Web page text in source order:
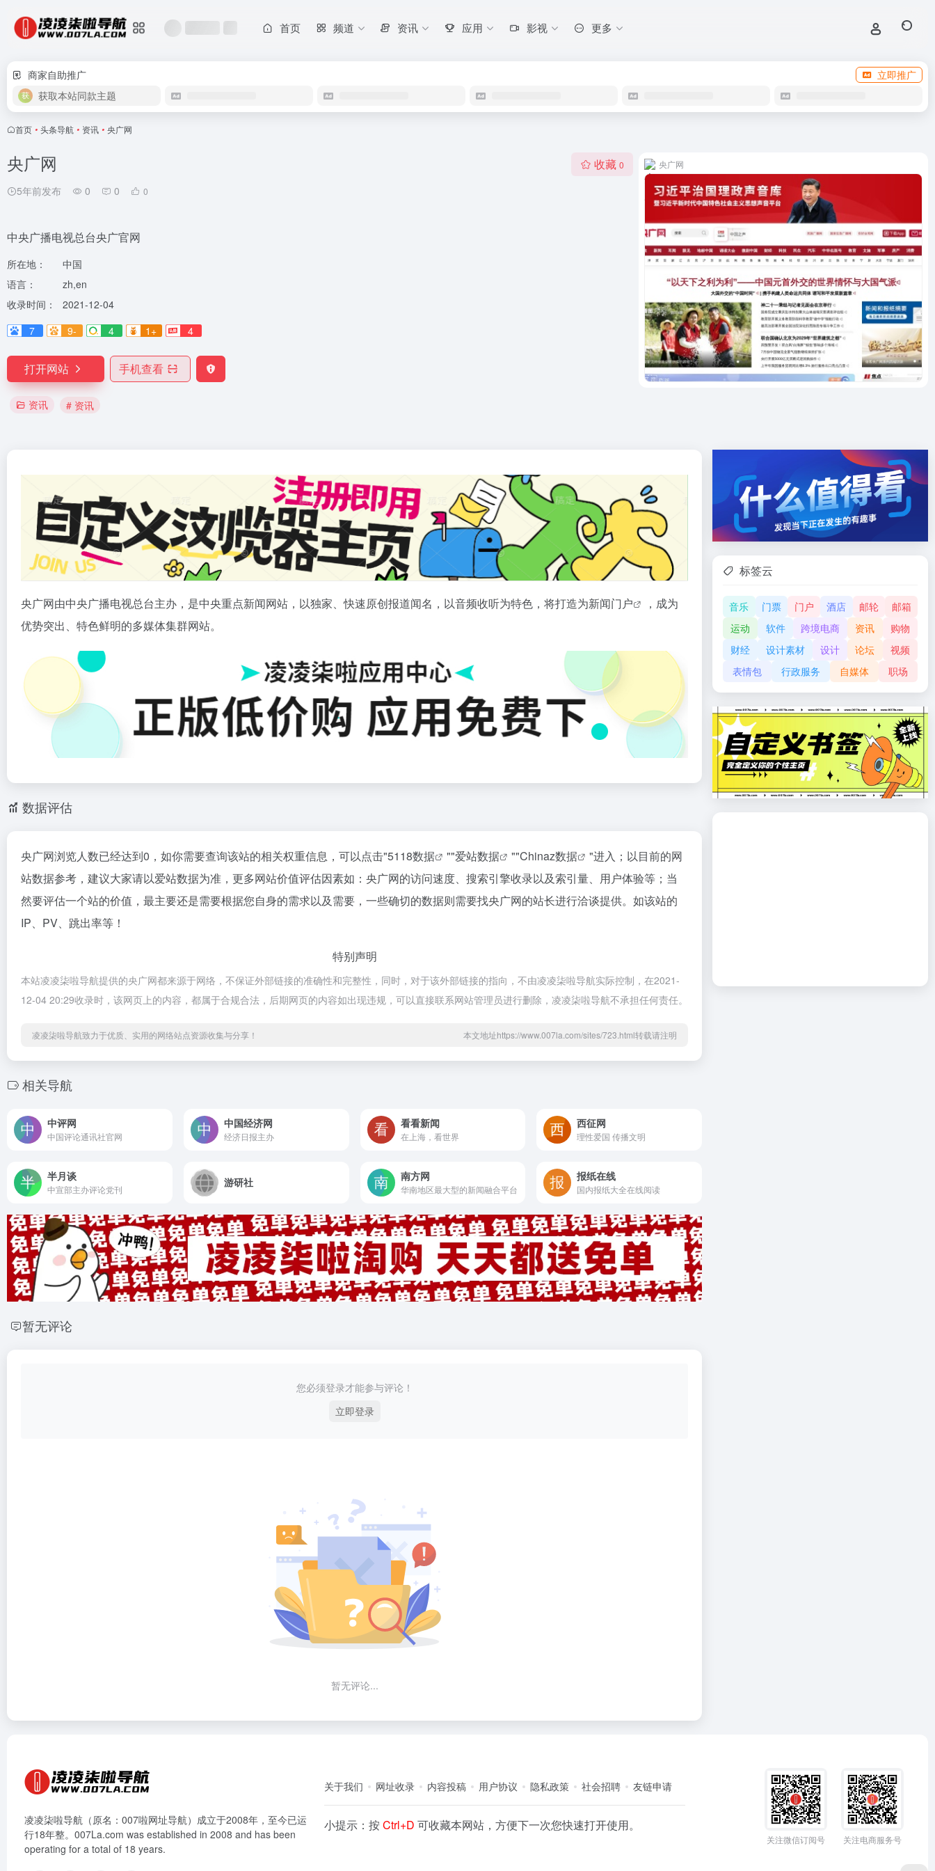
首页 频道 资讯 应用 影视 更多
商家自助推广
立即推广
获取本站同款主题
首页 • 头条导航 • 资讯 • 央广网
央广网
5年前发布 0 0 0
收藏 0
中央广播电视总台央广官网
所在地：
中国
语言：
zh,en
收录时间：
2021-12-04
7
9- 4 1+ 4
打开网站 手机查看
资讯 # 资讯
央广网
央广网由中央广播电视总台主办，是中央重点新闻网站，以独家、快速原创报道闻名，以音频收听为特色，将打造为新闻门户
，成为
优势突出、特色鲜明的多媒体集群网站。
数据评估
央广网浏览人数已经达到0，如你需要查询该站的相关权重信息，可以点击"5118数据 ""爱站数据 ""Chinaz数据
"进入；以目前的网
站数据参考，建议大家请以爱站数据为准，更多网站价值评估因素如：央广网的访问速度、搜索引擎收录以及索引量、用户体验等；当
然要评估一个站的价值，最主要还是需要根据您自身的需求以及需要，一些确切的数据则需要找央广网的站长进行洽谈提供。如该站的
IP、PV、跳出率等！
特别声明
本站凌凌柒啦导航提供的央广网都来源于网络，不保证外部链接的准确性和完整性，同时，对于该外部链接的指向，不由凌凌柒啦导航实际控制，在2021-
12-04 20:29收录时，该网页上的内容，都属于合规合法，后期网页的内容如出现违规，可以直接联系网站管理员进行删除，凌凌柒啦导航不承担任何责任。
凌凌柒啦导航致力于优质、实用的网络站点资源收集与分享！ 本文地址https://www.007la.com/sites/723.html转载请注明
相关导航
中评网
中国评论通讯社官网
中国经济网
经济日报主办
看看新闻
在上海，看世界
西征网
理性爱国 传播文明
半月谈
中宣部主办评论党刊
游研社 南方网
华南地区最大型的新闻融合平台
报纸在线
国内报纸大全在线阅读
暂无评论
您必须登录才能参与评论！
立即登录
暂无评论...
标签云
音乐 门票 门户 酒店 邮轮
邮箱
运动
软件 跨境电商 资讯
购物
财经
设计素材 设计 论坛
视频
表情包
行政服务 自媒体 职场
凌凌柒啦导航（原名：007啦网址导航）成立于2008年，至今已运
行18年整。007La.com was established in 2008 and has been
operating for a total of 18 years.
关于我们 网址收录 内容投稿 用户协议 隐私政策 社会招聘 友链申请
小提示：按Ctrl+D可收藏本网站，方便下一次您快速打开使用。
关注微信订阅号 关注电商服务号